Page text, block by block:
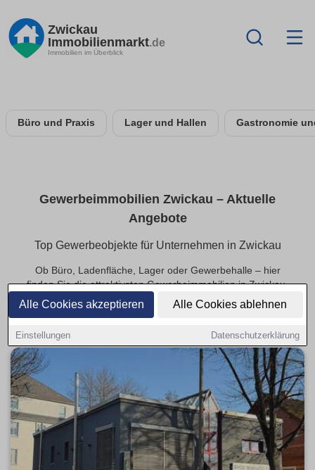
Alle Cookies akzeptieren Alle Cookies ablehnen
Einstellungen Datenschutzerklärung
Zwickau
Immobilienmarkt.de
Immobilien im Überblick
Büro und Praxis Lager und Hallen Gastronomie
Gewerbeimmobilien Zwickau – Aktuelle
Angebote
Top Gewerbeobjekte für Unternehmen in Zwickau
Ob Büro, Ladenfläche, Lager oder Gewerbehalle – hier
finden Sie die attraktivsten Gewerbeimmobilien in Zwickau.
Perfekt für Start-ups, Mittelstand und etablierte
Unternehmen, die schnell verfügbare Flächen suchen.